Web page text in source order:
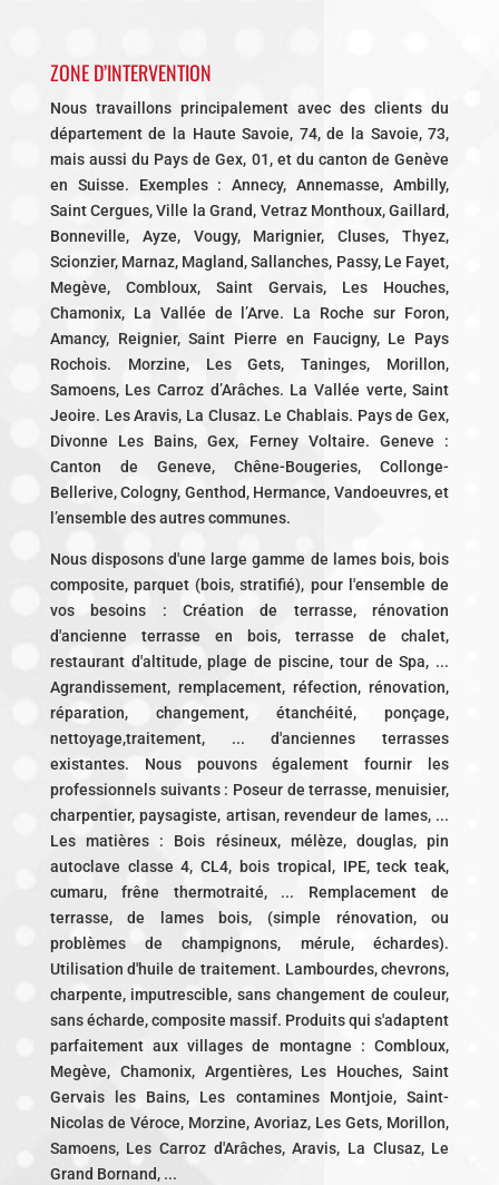
ZONE D’INTERVENTION
Nous travaillons principalement avec des clients du
département de la Haute Savoie, 74, de la Savoie, 73,
mais aussi du Pays de Gex, 01, et du canton de Genève
en Suisse. Exemples : Annecy, Annemasse, Ambilly,
Saint Cergues, Ville la Grand, Vetraz Monthoux, Gaillard,
Bonneville, Ayze, Vougy, Marignier, Cluses, Thyez,
Scionzier, Marnaz, Magland, Sallanches, Passy, Le Fayet,
Megève, Combloux, Saint Gervais, Les Houches,
Chamonix, La Vallée de l’Arve. La Roche sur Foron,
Amancy, Reignier, Saint Pierre en Faucigny, Le Pays
Rochois. Morzine, Les Gets, Taninges, Morillon,
Samoens, Les Carroz d’Arâches. La Vallée verte, Saint
Jeoire. Les Aravis, La Clusaz. Le Chablais. Pays de Gex,
Divonne Les Bains, Gex, Ferney Voltaire. Geneve :
Canton de Geneve, Chêne-Bougeries, Collonge-
Bellerive, Cologny, Genthod, Hermance, Vandoeuvres, et
l’ensemble des autres communes.
Nous disposons d'une large gamme de lames bois, bois
composite, parquet (bois, stratifié), pour l'ensemble de
vos besoins : Création de terrasse, rénovation
d'ancienne terrasse en bois, terrasse de chalet,
restaurant d'altitude, plage de piscine, tour de Spa, ...
Agrandissement, remplacement, réfection, rénovation,
réparation, changement, étanchéité, ponçage,
nettoyage,traitement, ... d'anciennes terrasses
existantes. Nous pouvons également fournir les
professionnels suivants : Poseur de terrasse, menuisier,
charpentier, paysagiste, artisan, revendeur de lames, ...
Les matières : Bois résineux, mélèze, douglas, pin
autoclave classe 4, CL4, bois tropical, IPE, teck teak,
cumaru, frêne thermotraité, ... Remplacement de
terrasse, de lames bois, (simple rénovation, ou
problèmes de champignons, mérule, échardes).
Utilisation d'huile de traitement. Lambourdes, chevrons,
charpente, imputrescible, sans changement de couleur,
sans écharde, composite massif. Produits qui s'adaptent
parfaitement aux villages de montagne : Combloux,
Megève, Chamonix, Argentières, Les Houches, Saint
Gervais les Bains, Les contamines Montjoie, Saint-
Nicolas de Véroce, Morzine, Avoriaz, Les Gets, Morillon,
Samoens, Les Carroz d'Arâches, Aravis, La Clusaz, Le
Grand Bornand, ...